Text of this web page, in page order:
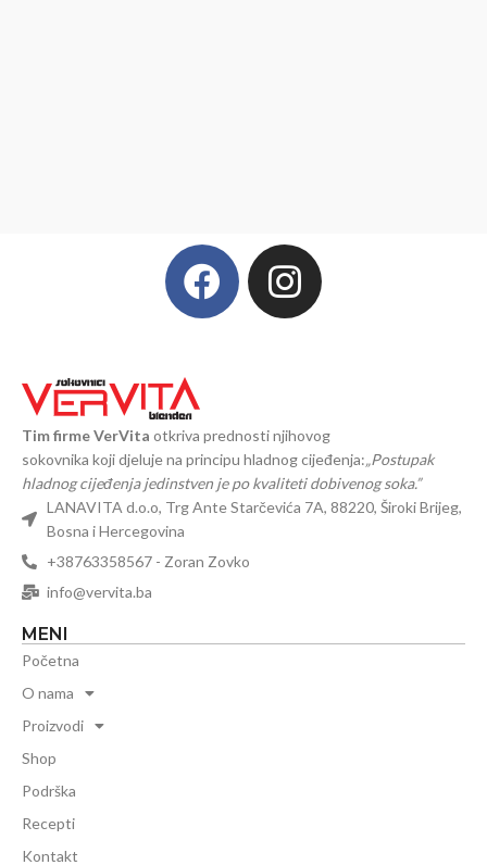
Tim firme VerVita otkriva prednosti njihovog
sokovnika koji djeluje na principu hladnog cijeđenja:„Postupak
hladnog cijeđenja jedinstven je po kvaliteti dobivenog soka.”
LANAVITA d.o.o, Trg Ante Starčevića 7A, 88220, Široki Brijeg,
Bosna i Hercegovina
+38763358567 - Zoran Zovko
info@vervita.ba
MENI
Početna
O nama
Proizvodi
Shop
Podrška
Recepti
Kontakt